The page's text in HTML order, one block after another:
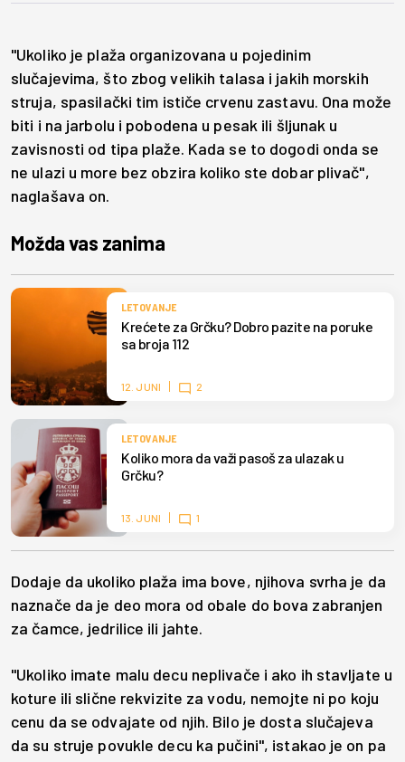
"Ukoliko je plaža organizovana u pojedinim
slučajevima, što zbog velikih talasa i jakih morskih
struja, spasilački tim ističe crvenu zastavu. Ona može
biti i na jarbolu i pobodena u pesak ili šljunak u
zavisnosti od tipa plaže. Kada se to dogodi onda se
ne ulazi u more bez obzira koliko ste dobar plivač",
naglašava on.
Možda vas zanima
LETOVANJE
Krećete za Grčku? Dobro pazite na poruke
sa broja 112
12. JUNI 2
LETOVANJE
Koliko mora da važi pasoš za ulazak u
Grčku?
13. JUNI 1
Dodaje da ukoliko plaža ima bove, njihova svrha je da
naznače da je deo mora od obale do bova zabranjen
za čamce, jedrilice ili jahte.
"Ukoliko imate malu decu neplivače i ako ih stavljate u
koture ili slične rekvizite za vodu, nemojte ni po koju
cenu da se odvajate od njih. Bilo je dosta slučajeva
da su struje povukle decu ka pučini", istakao je on pa